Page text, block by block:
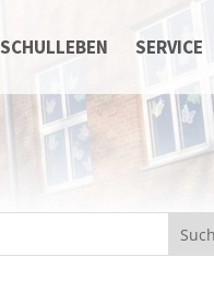
SCHULLEBEN SERVICE